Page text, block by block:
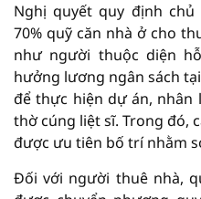
Nghị quyết quy định
70% quỹ căn nhà ở cho
như người thuộc diện
hưởng lương ngân sách
để thực hiện dự án, nhân
thờ cúng liệt sĩ. Trong đó,
được ưu tiên bố trí nhằm
Đối với người thuê nhà,